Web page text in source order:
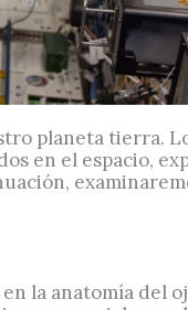
planeta tierra.
en el espacio,
la anatomía del